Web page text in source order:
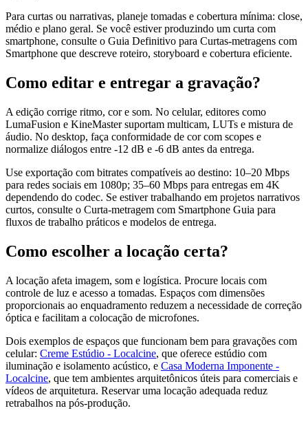
Para curtas ou narrativas, planeje tomadas e cobertura mínima: close,
médio e plano geral. Se você estiver produzindo um curta com
smartphone, consulte o Guia Definitivo para Curtas-metragens com
Smartphone que descreve roteiro, storyboard e cobertura eficiente.
Como editar e entregar a gravação?
A edição corrige ritmo, cor e som. No celular, editores como
LumaFusion e KineMaster suportam multicam, LUTs e mistura de
áudio. No desktop, faça conformidade de cor com scopes e
normalize diálogos entre -12 dB e -6 dB antes da entrega.
Use exportação com bitrates compatíveis ao destino: 10–20 Mbps
para redes sociais em 1080p; 35–60 Mbps para entregas em 4K
dependendo do codec. Se estiver trabalhando em projetos narrativos
curtos, consulte o Curta-metragem com Smartphone Guia para
fluxos de trabalho práticos e modelos de entrega.
Como escolher a locação certa?
A locação afeta imagem, som e logística. Procure locais com
controle de luz e acesso a tomadas. Espaços com dimensões
proporcionais ao enquadramento reduzem a necessidade de correção
óptica e facilitam a colocação de microfones.
Dois exemplos de espaços que funcionam bem para gravações com
celular: Creme Estúdio - Localcine, que oferece estúdio com
iluminação e isolamento acústico, e Casa Moderna Imponente -
Localcine, que tem ambientes arquitetônicos úteis para comerciais e
vídeos de arquitetura. Reservar uma locação adequada reduz
retrabalhos na pós-produção.